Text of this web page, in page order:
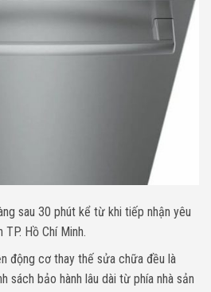
sau 30 phút kể từ khi tiếp nhận yêu
Hồ Chí Minh.
động cơ thay thế sửa chữa đều là
sách bảo hành lâu dài từ phía nhà sản